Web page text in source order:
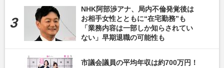
NHK阿部渉アナ、局内不倫発覚後は
お相手女性とともに“在宅勤務”も
「業務内容は一部しか知らされてい
ない」早期退職の可能性も
市議会議員の平均年収は約700万円！